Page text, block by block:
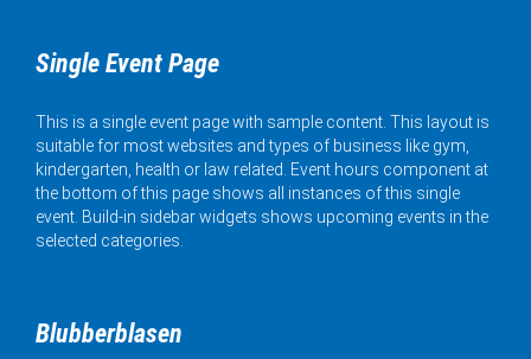
Single Event Page
This is a single event page with sample content. This layout is
suitable for most websites and types of business like gym,
kindergarten, health or law related. Event hours component at
the bottom of this page shows all instances of this single
event. Build-in sidebar widgets shows upcoming events in the
selected categories.
Blubberblasen